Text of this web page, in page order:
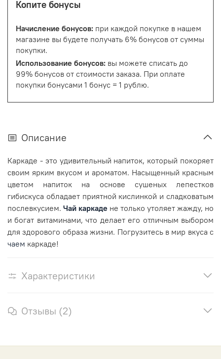
Копите бонусы
Начисление бонусов: при каждой покупке в нашем
магазине вы будете получать 6% бонусов от суммы
покупки.
Использование бонусов: вы можете списать до
99% бонусов от стоимости заказа. При оплате
покупки бонусами 1 бонус = 1 рублю.
Описание
Каркаде - это удивительный напиток, который покоряет
своим ярким вкусом и ароматом. Насыщенный красным
цветом напиток на основе сушеных лепестков
гибискуса обладает приятной кислинкой и сладковатым
послевкусием. Чай каркаде не только утоляет жажду, но
и богат витаминами, что делает его отличным выбором
для здорового образа жизни. Погрузитесь в мир вкуса с
чаем каркаде!
Характеристики
Отзывы (2)